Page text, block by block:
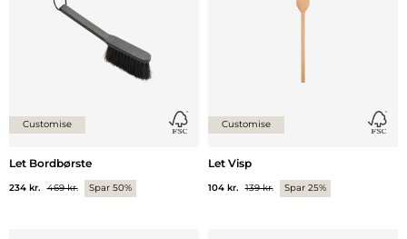
Customise
Let Bordbørste
234 kr. 469 kr. Spar 50%
Customise
Let Visp
104 kr. 139 kr. Spar 25%